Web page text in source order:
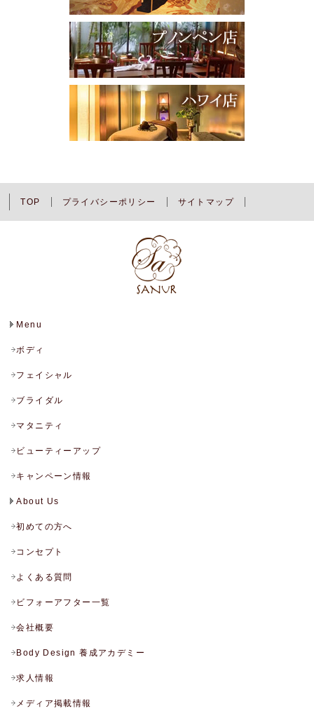
TOP プライバシーポリシー サイトマップ
Menu
ボディ
フェイシャル
ブライダル
マタニティ
ビューティーアップ
キャンペーン情報
About Us
初めての方へ
コンセプト
よくある質問
ビフォーアフター一覧
会社概要
Body Design 養成アカデミー
求人情報
メディア掲載情報